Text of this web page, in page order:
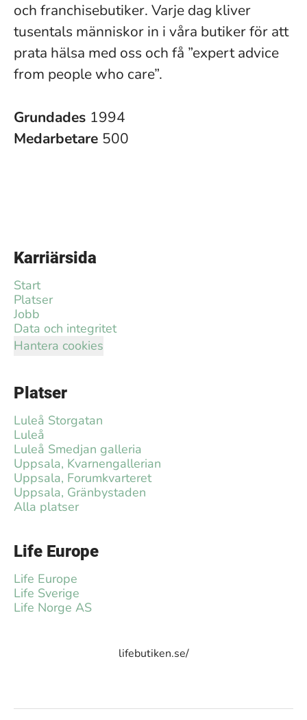
och franchisebutiker. Varje dag kliver
tusentals människor in i våra butiker för att
prata hälsa med oss och få ”expert advice
from people who care”.
Grundades 1994
Medarbetare 500
Karriärsida
Start
Platser
Jobb
Data och integritet
Hantera cookies
Platser
Luleå Storgatan
Luleå
Luleå Smedjan galleria
Uppsala, Kvarnengallerian
Uppsala, Forumkvarteret
Uppsala, Gränbystaden
Alla platser
Life Europe
Life Europe
Life Sverige
Life Norge AS
lifebutiken.se/